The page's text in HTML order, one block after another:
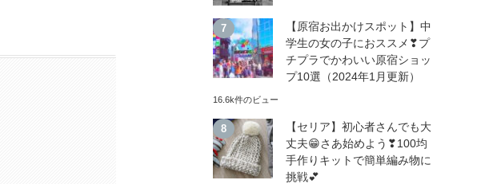
【原宿お出かけスポット】中
学生の女の子におススメ❣プ
チプラでかわいい原宿ショッ
プ10選（2024年1月更新）
16.6k件のビュー
【セリア】初心者さんでも大
丈夫😁さあ始めよう❣100均
手作りキットで簡単編み物に
挑戦💕